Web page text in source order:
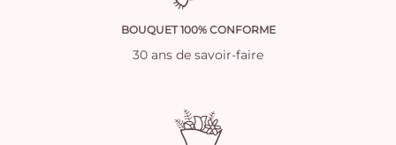
BOUQUET 100% CONFORME
30 ans de savoir-faire